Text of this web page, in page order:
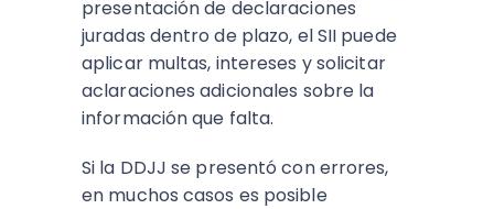
presentación de declaraciones
juradas dentro de plazo, el SII puede
aplicar multas, intereses y solicitar
aclaraciones adicionales sobre la
información que falta.
Si la DDJJ se presentó con errores,
en muchos casos es posible